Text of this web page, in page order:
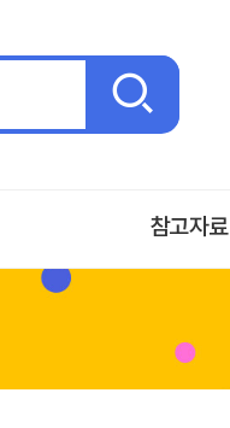
참고자료